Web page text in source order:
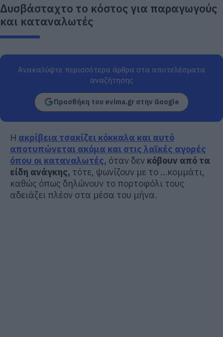
Δυσβάσταχτο το κόστος για παραγωγούς
και καταναλωτές
Ανακαλύψτε περισσότερα άρθρα στα αποτελέσματα
αναζήτησης
Προσθήκη του evima.gr στην Google
Η ακρίβεια τσακίζει κόκκαλα και αυτό
αποτυπώνεται ακόμα και στις λαϊκές αγορές
όπου οι καταναλωτές, όταν δεν κόβουν από τα
είδη ανάγκης, τότε, ψωνίζουν με το …κομμάτι,
καθώς όπως δηλώνουν το πορτοφόλι τους
αδειάζει πλέον στα μέσα του μήνα.